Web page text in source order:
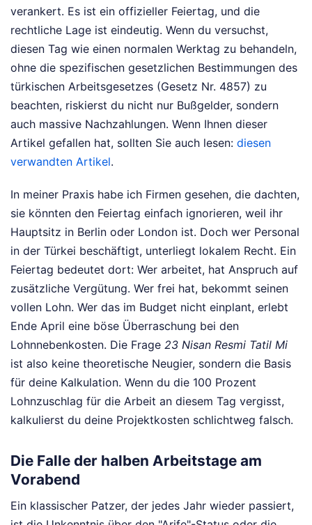
verankert. Es ist ein offizieller Feiertag, und die
rechtliche Lage ist eindeutig. Wenn du versuchst,
diesen Tag wie einen normalen Werktag zu behandeln,
ohne die spezifischen gesetzlichen Bestimmungen des
türkischen Arbeitsgesetzes (Gesetz Nr. 4857) zu
beachten, riskierst du nicht nur Bußgelder, sondern
auch massive Nachzahlungen. Wenn Ihnen dieser
Artikel gefallen hat, sollten Sie auch lesen: diesen
verwandten Artikel.
In meiner Praxis habe ich Firmen gesehen, die dachten,
sie könnten den Feiertag einfach ignorieren, weil ihr
Hauptsitz in Berlin oder London ist. Doch wer Personal
in der Türkei beschäftigt, unterliegt lokalem Recht. Ein
Feiertag bedeutet dort: Wer arbeitet, hat Anspruch auf
zusätzliche Vergütung. Wer frei hat, bekommt seinen
vollen Lohn. Wer das im Budget nicht einplant, erlebt
Ende April eine böse Überraschung bei den
Lohnnebenkosten. Die Frage 23 Nisan Resmi Tatil Mi
ist also keine theoretische Neugier, sondern die Basis
für deine Kalkulation. Wenn du die 100 Prozent
Lohnzuschlag für die Arbeit an diesem Tag vergisst,
kalkulierst du deine Projektkosten schlichtweg falsch.
Die Falle der halben Arbeitstage am
Vorabend
Ein klassischer Patzer, der jedes Jahr wieder passiert,